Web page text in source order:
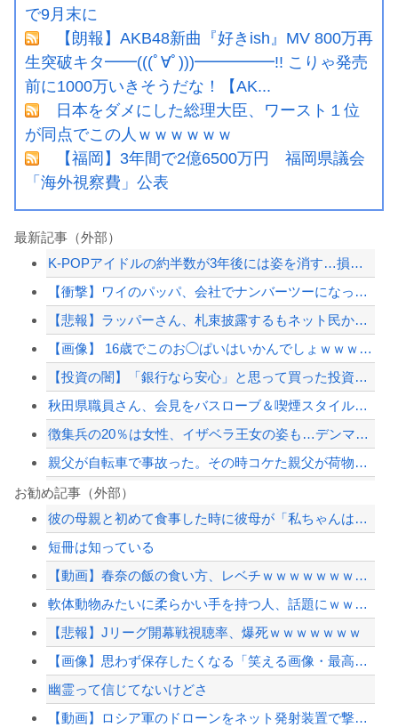
で9月末に
【朗報】AKB48新曲『好きish』MV 800万再
生突破キタ━━(((ﾟ∀ﾟ)))━━━━━!! こりゃ発売
前に1000万いきそうだな！【AK...
日本をダメにした総理大臣、ワースト１位
が同点でこの人ｗｗｗｗｗｗ
【福岡】3年間で2億6500万円 福岡県議会
「海外視察費」公表
最新記事（外部）
K-POPアイドルの約半数が3年後には姿を消す…損益分岐点突破は4％未満
【衝撃】ワイのパッパ、会社でナンバーツーになった結果ｗｗｗｗｗｗｗｗｗｗ
【悲報】ラッパーさん、札束披露するもネット民から「新社会人の初ボーナスくらいしか...
【画像】 16歳でこのお◯ぱいはいかんでしょｗｗｗwｗｗｗｗｗｗｗｗ❤
【投資の闇】「銀行なら安心」と思って買った投資信託、11年後に確認した結果……
秋田県職員さん、会見をバスローブ＆喫煙スタイルで対応してしまい大炎上ｗ
徴集兵の20％は女性、イザベラ王女の姿も…デンマークが新たな兵役制度開始！
親父が自転車で事故った。その時コケた親父が荷物で腹を突いて胃袋が切れ、5時間を超...
ジャンポケ斎藤と代理人のやりとり、「地獄すぎて完全にコントになってる……」と衝撃...
ショートスリーパー堀大輔、高須幹弥にブチギレ
【最近】冷たい空調服ってやつが出てるらしくめっちゃ欲しい
【配信者】「金バエ」のSNS更新が1週間途絶え、様々な憶測が飛び交う。1週間ぶり...
お勧め記事（外部）
彼の母親と初めて食事した時に彼母が「私ちゃんは結婚したら仕事辞める予定なんですっ...
短冊は知っている
【動画】春奈の飯の食い方、レベチｗｗｗｗｗｗｗｗｗｗｗｗｗｗｗｗｗｗｗｗｗｗｗｗ
軟体動物みたいに柔らかい手を持つ人、話題にｗｗｗｗ「脳が理解を拒む」「ミギー」
【悲報】Jリーグ開幕戦視聴率、爆死ｗｗｗｗｗｗｗ
【画像】思わず保存したくなる「笑える画像・最高な画像」貼っていけｗｗｗｗｗ
幽霊って信じてないけどさ
【動画】ロシア軍のドローンをネット発射装置で撃墜するウクライナ。